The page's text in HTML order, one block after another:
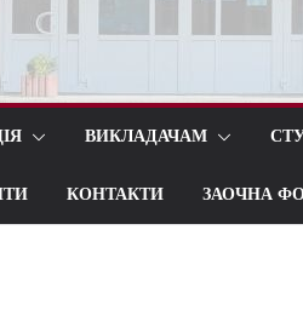
ВИКЛАДАЧАМ
КОНТАКТИ ЗАОЧНА